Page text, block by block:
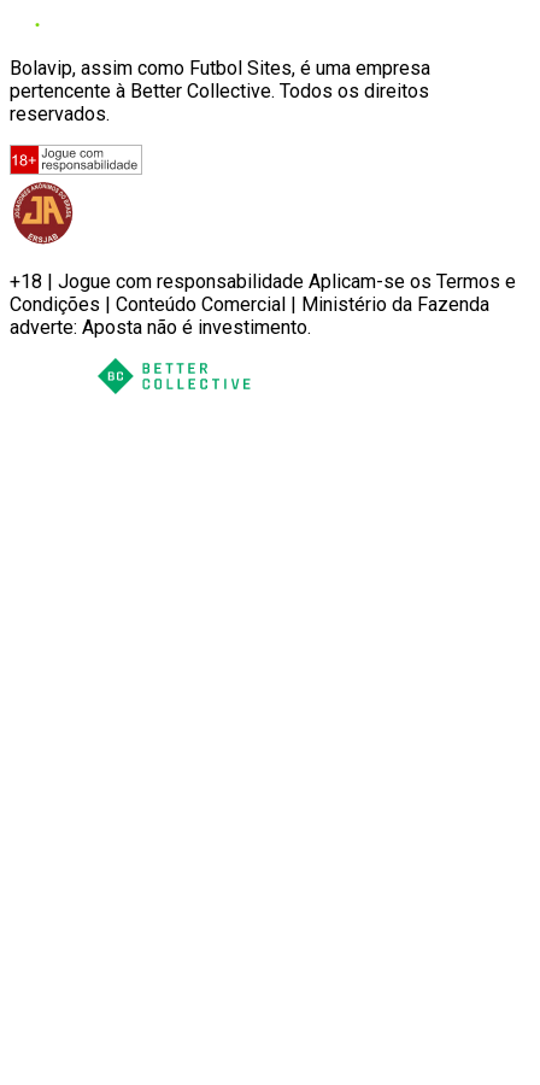
Bolavip, assim como Futbol Sites, é uma empresa
pertencente à Better Collective. Todos os direitos
reservados.
+18 | Jogue com responsabilidade Aplicam-se os Termos e
Condições | Conteúdo Comercial | Ministério da Fazenda
adverte: Aposta não é investimento.